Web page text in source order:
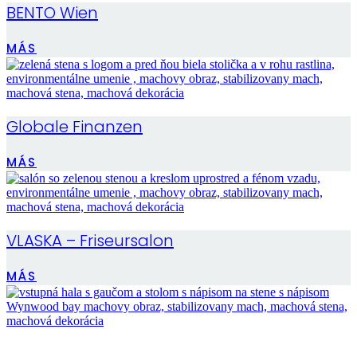
BENTO Wien
MÁS
Globale Finanzen
MÁS
VLASKA – Friseursalon
MÁS